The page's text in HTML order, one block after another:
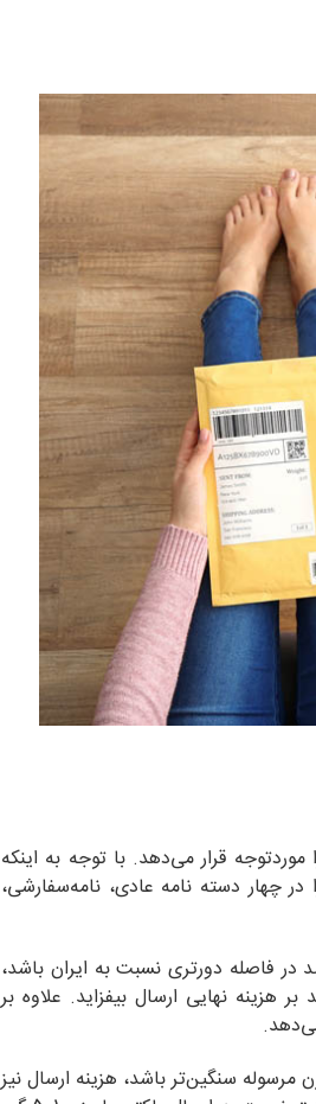
قرار می‌دهد. با توجه به اینکه
چهار دسته نامه عادی، نامه‌سفارشی،
در فاصله دورتری نسبت به ایران باشد،
هزینه نهایی ارسال بیفزاید. علاوه بر
سنگین‌تر باشد، هزینه ارسال نیز